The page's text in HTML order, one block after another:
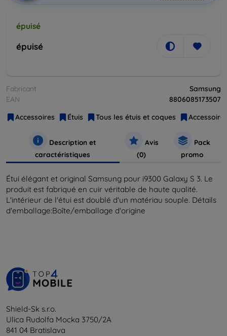
épuisé
épuisé
Fabricant
Samsung
EAN
8806085173507
Accessoires
Étuis Tous les étuis et coques
Description et
caractéristiques
Avis
(0)
Pack
promo
Étui élégant et original Samsung pour i9300 Galaxy S 3. Le
produit est fabriqué en cuir véritable de haute qualité.
L'intérieur de l'étui est doublé d'un matériau souple. Détails
d'emballage:Boîte/emballage d'origine
Shield-Sk s.r.o.
Ulica Rudolfa Mocka 3750/2A
841 04 Bratislava